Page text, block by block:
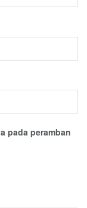
pada peramban